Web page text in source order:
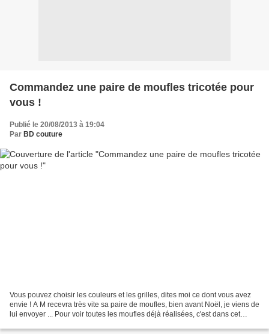
Commandez une paire de moufles tricotée pour
vous !
Publié le 20/08/2013 à 19:04
Par BD couture
Vous pouvez choisir les couleurs et les grilles, dites moi ce dont vous avez
envie ! A M recevra très vite sa paire de moufles, bien avant Noël, je viens de
lui envoyer ... Pour voir toutes les moufles déjà réalisées, c'est dans cet